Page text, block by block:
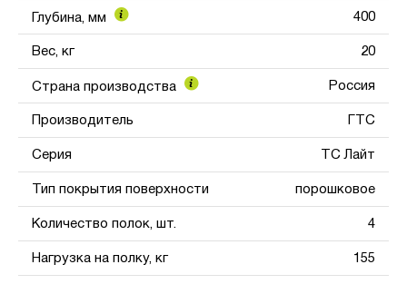
Глубина, мм 400
Вес, кг 20
Страна производства Россия
Производитель ГТС
Серия ТС Лайт
Тип покрытия поверхности порошковое
Количество полок, шт. 4
Нагрузка на полку, кг 155